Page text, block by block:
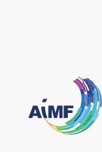
Djibouti